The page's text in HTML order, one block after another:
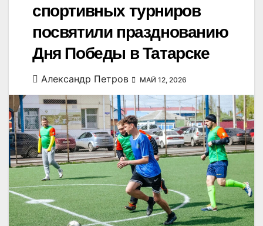
спортивных турниров
посвятили празднованию
Дня Победы в Татарске
Александр Петров МАЙ 12, 2026